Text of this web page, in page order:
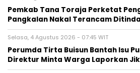
Pemkab Tana Toraja Perketat
Pangkalan Nakal Terancam
Selasa, 4 Agustus 2026 - 07:45 WIT
Perumda Tirta Buisun Bantah Isu
Direktur Minta Warga Laporkan